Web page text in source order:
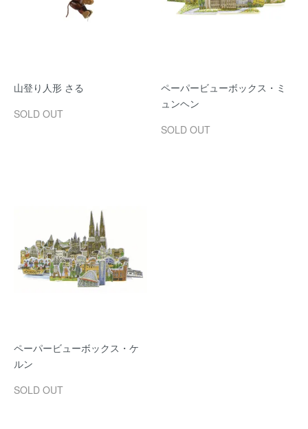
山登り人形 さる
SOLD OUT
ペーパービューボックス・ミ
ュンヘン
SOLD OUT
ペーパービューボックス・ケ
ルン
SOLD OUT